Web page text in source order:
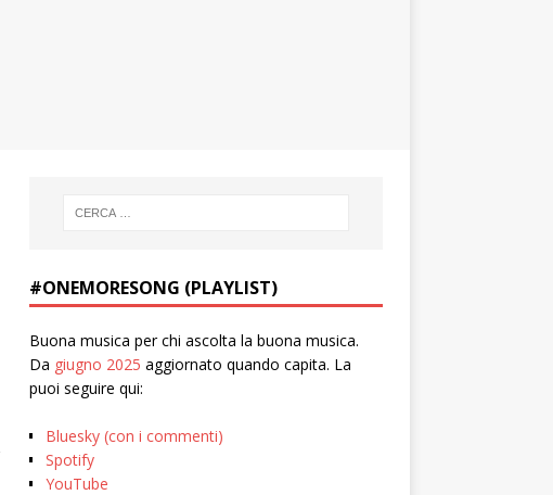
#ONEMORESONG (PLAYLIST)
Buona musica per chi ascolta la buona musica.
Da giugno 2025 aggiornato quando capita. La
puoi seguire qui:
Bluesky (con i commenti)
Spotify
YouTube